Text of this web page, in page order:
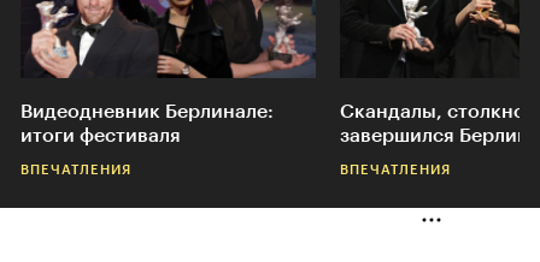
Видеодневник Берлинале:
итоги фестиваля
ВПЕЧАТЛЕНИЯ
Скандалы,
завершился
ВПЕЧАТЛЕНИЯ